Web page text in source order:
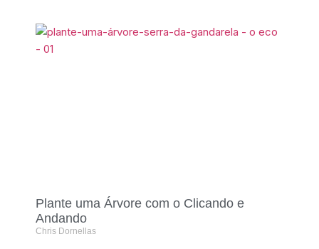
Plante uma Árvore com o Clicando e
Andando
Chris Dornellas